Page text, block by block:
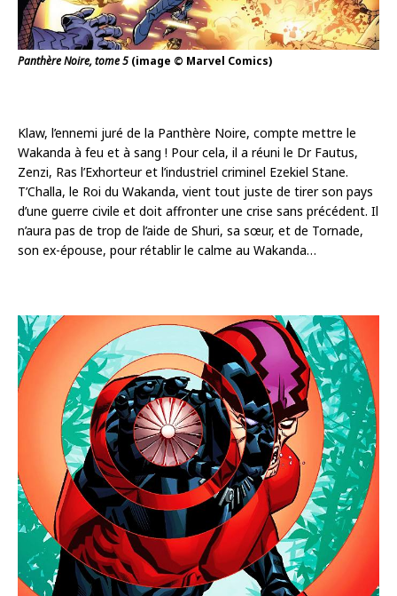
Panthère Noire, tome 5 (image © Marvel Comics)
Klaw, l’ennemi juré de la Panthère Noire, compte mettre le
Wakanda à feu et à sang ! Pour cela, il a réuni le Dr Fautus,
Zenzi, Ras l’Exhorteur et l’industriel criminel Ezekiel Stane.
T’Challa, le Roi du Wakanda, vient tout juste de tirer son pays
d’une guerre civile et doit affronter une crise sans précédent. Il
n’aura pas de trop de l’aide de Shuri, sa sœur, et de Tornade,
son ex-épouse, pour rétablir le calme au Wakanda…